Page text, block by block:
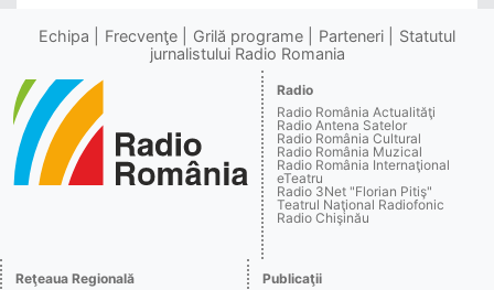
Echipa Frecvenţe Grilă programe Parteneri
Statutul
jurnalistului Radio Romania
Radio
Radio România Actualităţi
Radio Antena Satelor
Radio România Cultural
Radio România Muzical
Radio România Internaţional
eTeatru
Radio 3Net "Florian Pitiş"
Teatrul Naţional Radiofonic
Radio Chişinău
Reţeaua Regională
Publicaţii